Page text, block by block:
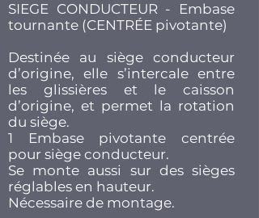
SIEGE CONDUCTEUR - Embase
tournante (CENTRÉE pivotante)
Destinée au siège conducteur
d’origine, elle s’intercale entre
les glissières et le caisson
d’origine, et permet la rotation
du siège.​
1 Embase pivotante centrée
pour siège conducteur.
Se monte aussi sur des sièges
réglables en hauteur.
Nécessaire de montage.